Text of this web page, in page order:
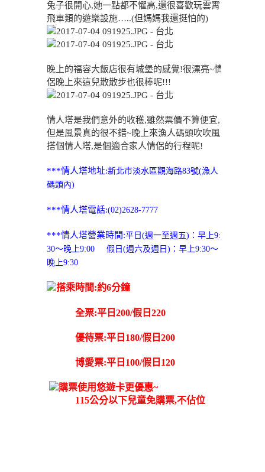
兔子很開心,她一點都不懼高,還很喜歡玩雲霄
飛車類的遊樂設施…..(但媽媽我還挺怕的)
晚上的福容大飯店很有城堡的感覺!很漂亮~情
侶晚上來這兒散散步也很棒呢!!!
情人塔是我們意外的收穫,雖然票價不算便宜,
但是風景真的很不錯~晚上來漁人碼頭吹吹風
搭個情人塔,是個適合家人情侶的行程呢!
***情人塔地址:新北市淡水區觀海路83號(漁人
碼頭內)
***情人塔電話:(02)2628-7777
***情人塔營業時間:平日(週一至週五)：早上9:
30～晚上9:00 假日(週六及週日)：早上9:30～
晚上9:30
搭乘時間:約6分鐘
全票:平日200/假日220
優待票:平日180/假日200
博愛票:平日100/假日120
購票使用悠遊卡更優惠~
115公分以下兒童免購票,不佔位